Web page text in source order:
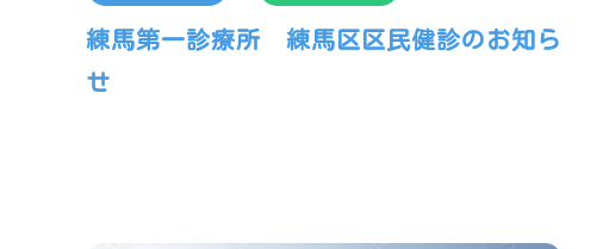
練馬第一診療所 練馬区区民健診のお知ら
せ